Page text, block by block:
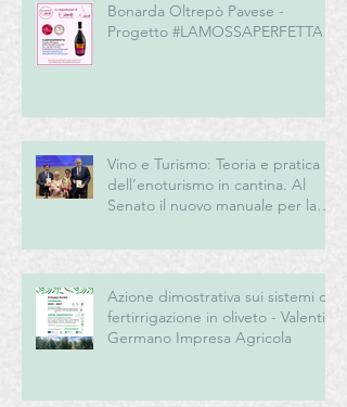
Bonarda Oltrepò Pavese -
Progetto #LAMOSSAPERFETTA
Vino e Turismo: Teoria e pratica
dell’enoturismo in cantina. Al
Senato il nuovo manuale per la
del vino italiano
Azione dimostrativa sui sistemi di
fertirrigazione in oliveto - Valentini
Germano Impresa Agricola